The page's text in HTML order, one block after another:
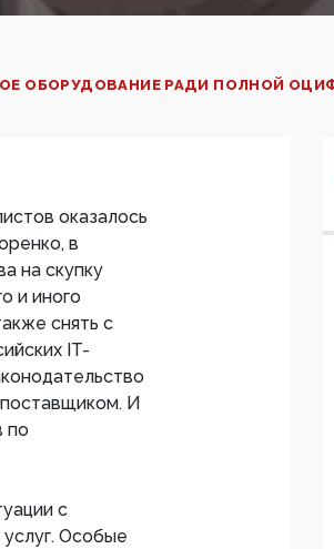
ОБОРУДОВАНИЕ РАДИ ПОЛНОЙ
оказалось
в
на скупку
и иного
снять с
IT-
поставщиком. И
по
с
Особые